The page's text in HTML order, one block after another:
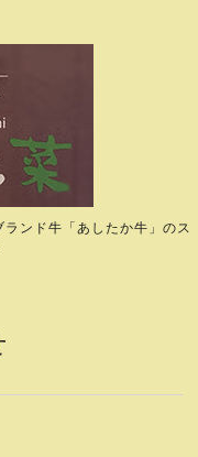
ランド牛「あしたか牛」のス